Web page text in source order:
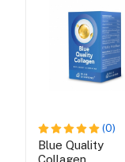
(0)
Blue Quality